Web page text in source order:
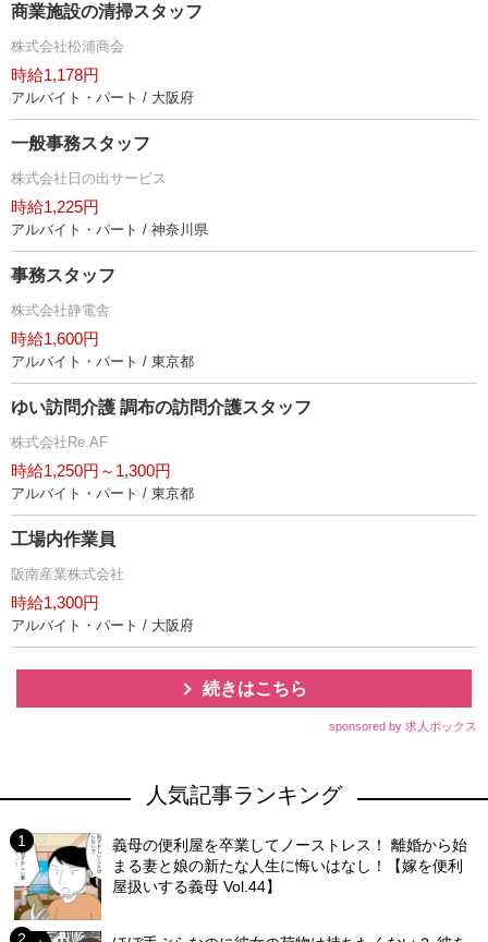
商業施設の清掃スタッフ
株式会社松浦商会
時給1,178円
アルバイト・パート / 大阪府
一般事務スタッフ
株式会社日の出サービス
時給1,225円
アルバイト・パート / 神奈川県
事務スタッフ
株式会社静電舎
時給1,600円
アルバイト・パート / 東京都
ゆい訪問介護 調布の訪問介護スタッフ
株式会社Re.AF
時給1,250円～1,300円
アルバイト・パート / 東京都
工場内作業員
阪南産業株式会社
時給1,300円
アルバイト・パート / 大阪府
続きはこちら
sponsored by 求人ボックス
人気記事ランキング
義母の便利屋を卒業してノーストレス！ 離婚から始
まる妻と娘の新たな人生に悔いはなし！【嫁を便利
屋扱いする義母 Vol.44】